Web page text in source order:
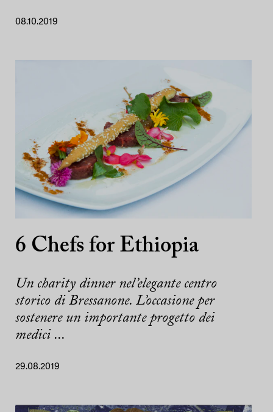
08.10.2019
6 Chefs for Ethiopia
Un charity dinner nel’elegante centro
storico di Bressanone. L’occasione per
sostenere un importante progetto dei
medici ...
29.08.2019